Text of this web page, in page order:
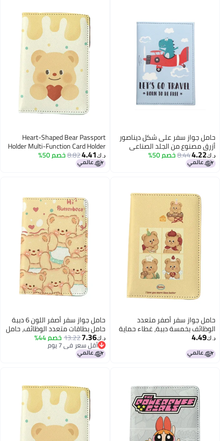
حامل جواز سفر على شكل ديناصور
أزرق مصنوع من الجلد الصناعي
متعدد الوظائف مناسب للفتيات
والأولاد لتخزين بطاقات ووثائق السفر
د.ك‏4.22
8.44خصم 50%
Heart-Shaped Bear Passport
Holder Multi-Function Card Holder
Passport Protection Cover, Id Card
Holder Boys And Girls Pu Leather
د.ك‏4.41
8.82خصم 50%
حامل جواز سفر أصفر متعدد
الوظائف بخمسة دببة، غطاء حماية
جواز السفر، حامل بطاقة هوية
للأولاد والبنات من الجلد الصناعي،
حامل بطاقة هوية للسفر،
د.ك‏4.49
حامل جواز سفر أصفر اللون 6 دببة
حامل بطاقات متعدد الوظائف، حامل
بطاقة هوية للأولاد والبنات، حامل
بطاقة هوية للسفر من الجلد
الصناعي، إكسسوارات السفر
د.ك‏7.36
13.22خصم 44%
أقل سعر في 7 يوم
أقل سعر في 7 يوم